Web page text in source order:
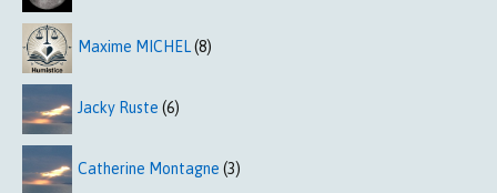
Maxime MICHEL(8)
Jacky Ruste (6)
Catherine Montagne (3)